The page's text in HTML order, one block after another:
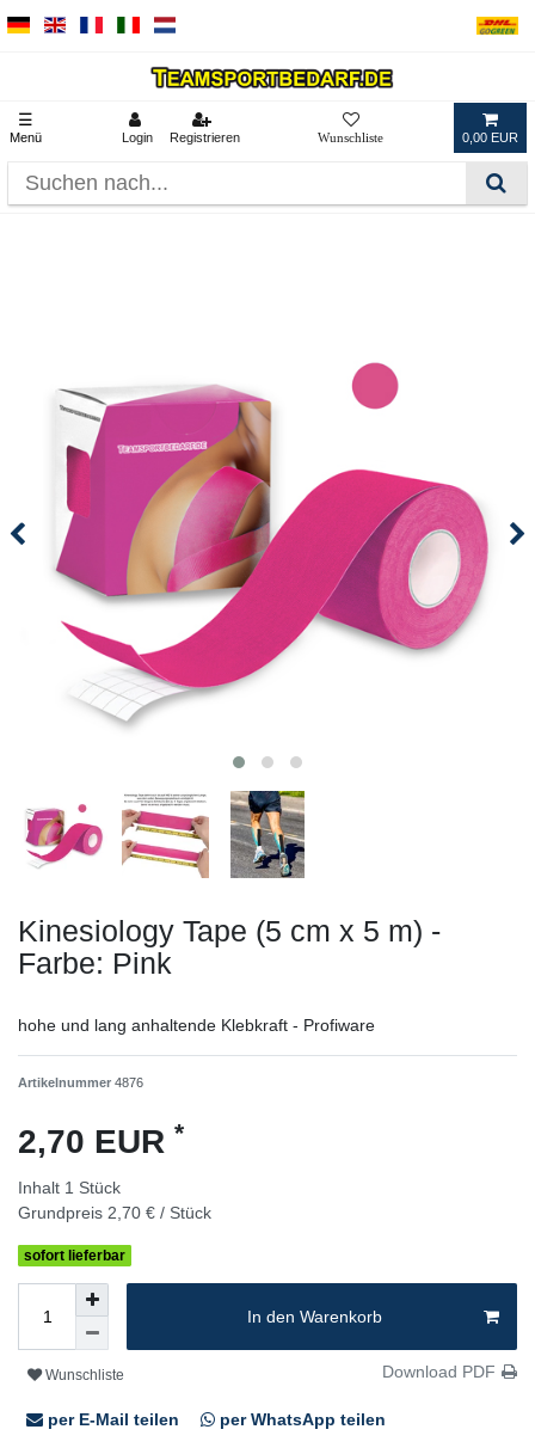
☰
Menü Login Registrieren 0,00 EUR
Kinesiology Tape (5 cm x 5 m) -
Farbe: Pink
hohe und lang anhaltende Klebkraft - Profiware
Artikelnummer 4876
2,70 EUR *
Inhalt 1 Stück
Grundpreis 2,70 € / Stück
sofort lieferbar
In den Warenkorb
Wunschliste Download PDF
per E-Mail teilen per WhatsApp teilen